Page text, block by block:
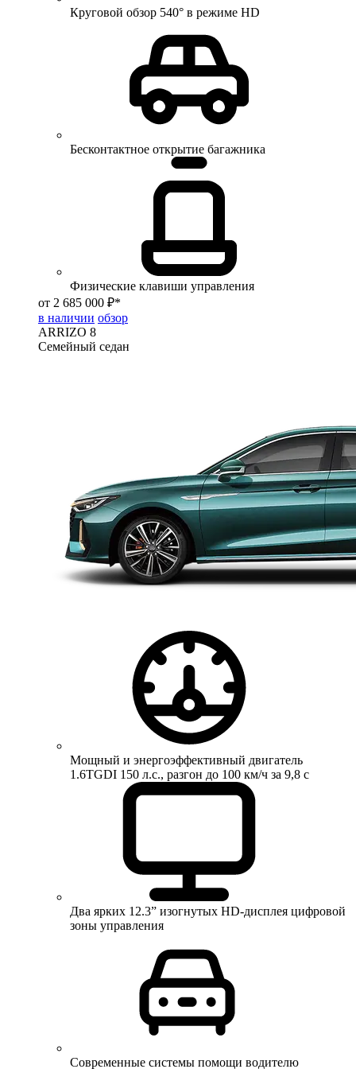
Круговой обзор 540° в режиме HD
Бесконтактное открытие багажника
Физические клавиши управления
от 2 685 000 ₽*
в наличии обзор
ARRIZO 8
Семейный седан
Мощный и энергоэффективный двигатель
1.6TGDI 150 л.с., разгон до 100 км/ч за 9,8 с
Два ярких 12.3” изогнутых HD-дисплея цифровой
зоны управления
Современные системы помощи водителю